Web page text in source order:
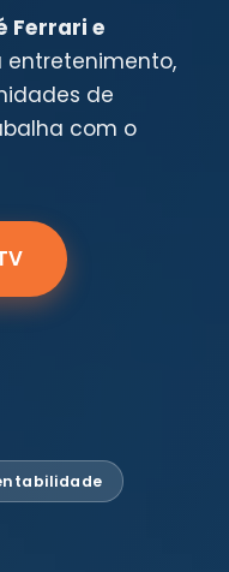
Ferrari e
entretenimento,
de
com o